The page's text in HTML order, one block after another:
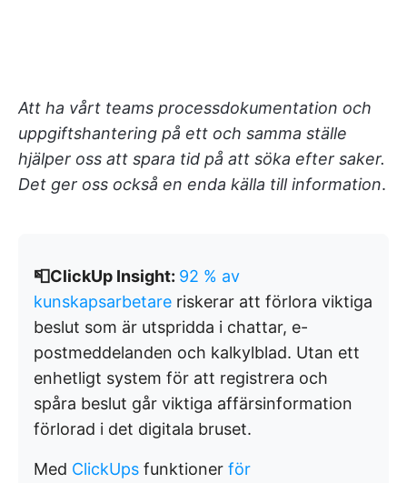
Att ha vårt teams processdokumentation och
uppgiftshantering på ett och samma ställe
hjälper oss att spara tid på att söka efter saker.
Det ger oss också en enda källa till information.
📮ClickUp Insight: 92 % av
kunskapsarbetare riskerar att förlora viktiga
beslut som är utspridda i chattar, e-
postmeddelanden och kalkylblad. Utan ett
enhetligt system för att registrera och
spåra beslut går viktiga affärsinformation
förlorad i det digitala bruset.
Med ClickUps funktioner för